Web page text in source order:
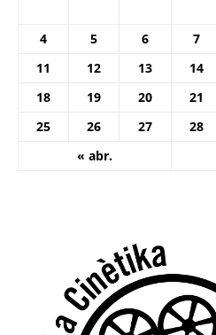
4
5 6 7
11
12 13 14
18
19 20 21
25
26 27 28
« abr.